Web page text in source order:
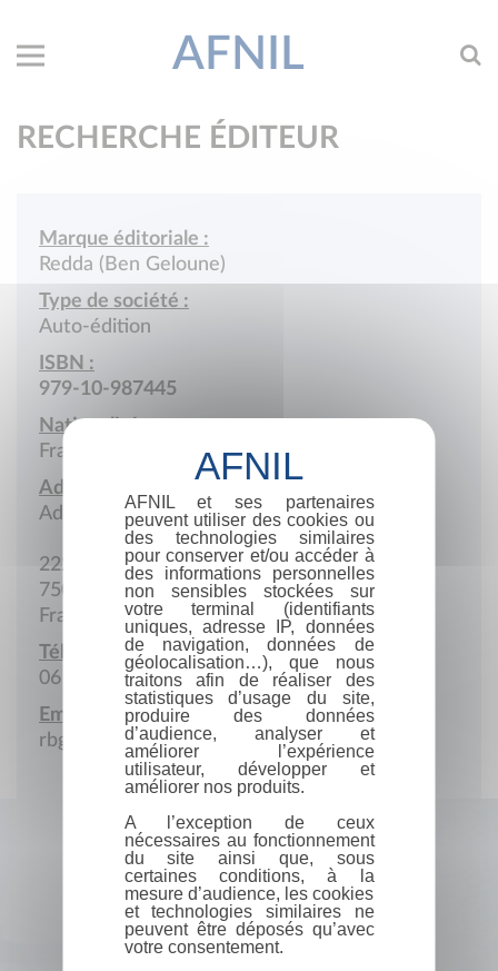
AFNIL
RECHERCHE ÉDITEUR
Marque éditoriale :
Redda (Ben Geloune)
Type de société :
Auto-édition
ISBN :
979-10-987445
Nationalité :
France
Adresse :
Adresse en France
222 Rue de Versailles
75016 Paris
France
Téléphone portable :
06 31 68 48 01
Email :
rbg@aitek.fr
AFNIL et ses partenaires
peuvent utiliser des cookies ou
des technologies similaires
pour conserver et/ou accéder à
des informations personnelles
non sensibles stockées sur
votre terminal (identifiants
uniques, adresse IP, données
de navigation, données de
géolocalisation…), que nous
traitons afin de réaliser des
statistiques d’usage du site,
produire des données
d’audience, analyser et
améliorer l’expérience
utilisateur, développer et
améliorer nos produits.
A l’exception de ceux
nécessaires au fonctionnement
du site ainsi que, sous
certaines conditions, à la
mesure d’audience, les cookies
et technologies similaires ne
peuvent être déposés qu’avec
votre consentement.